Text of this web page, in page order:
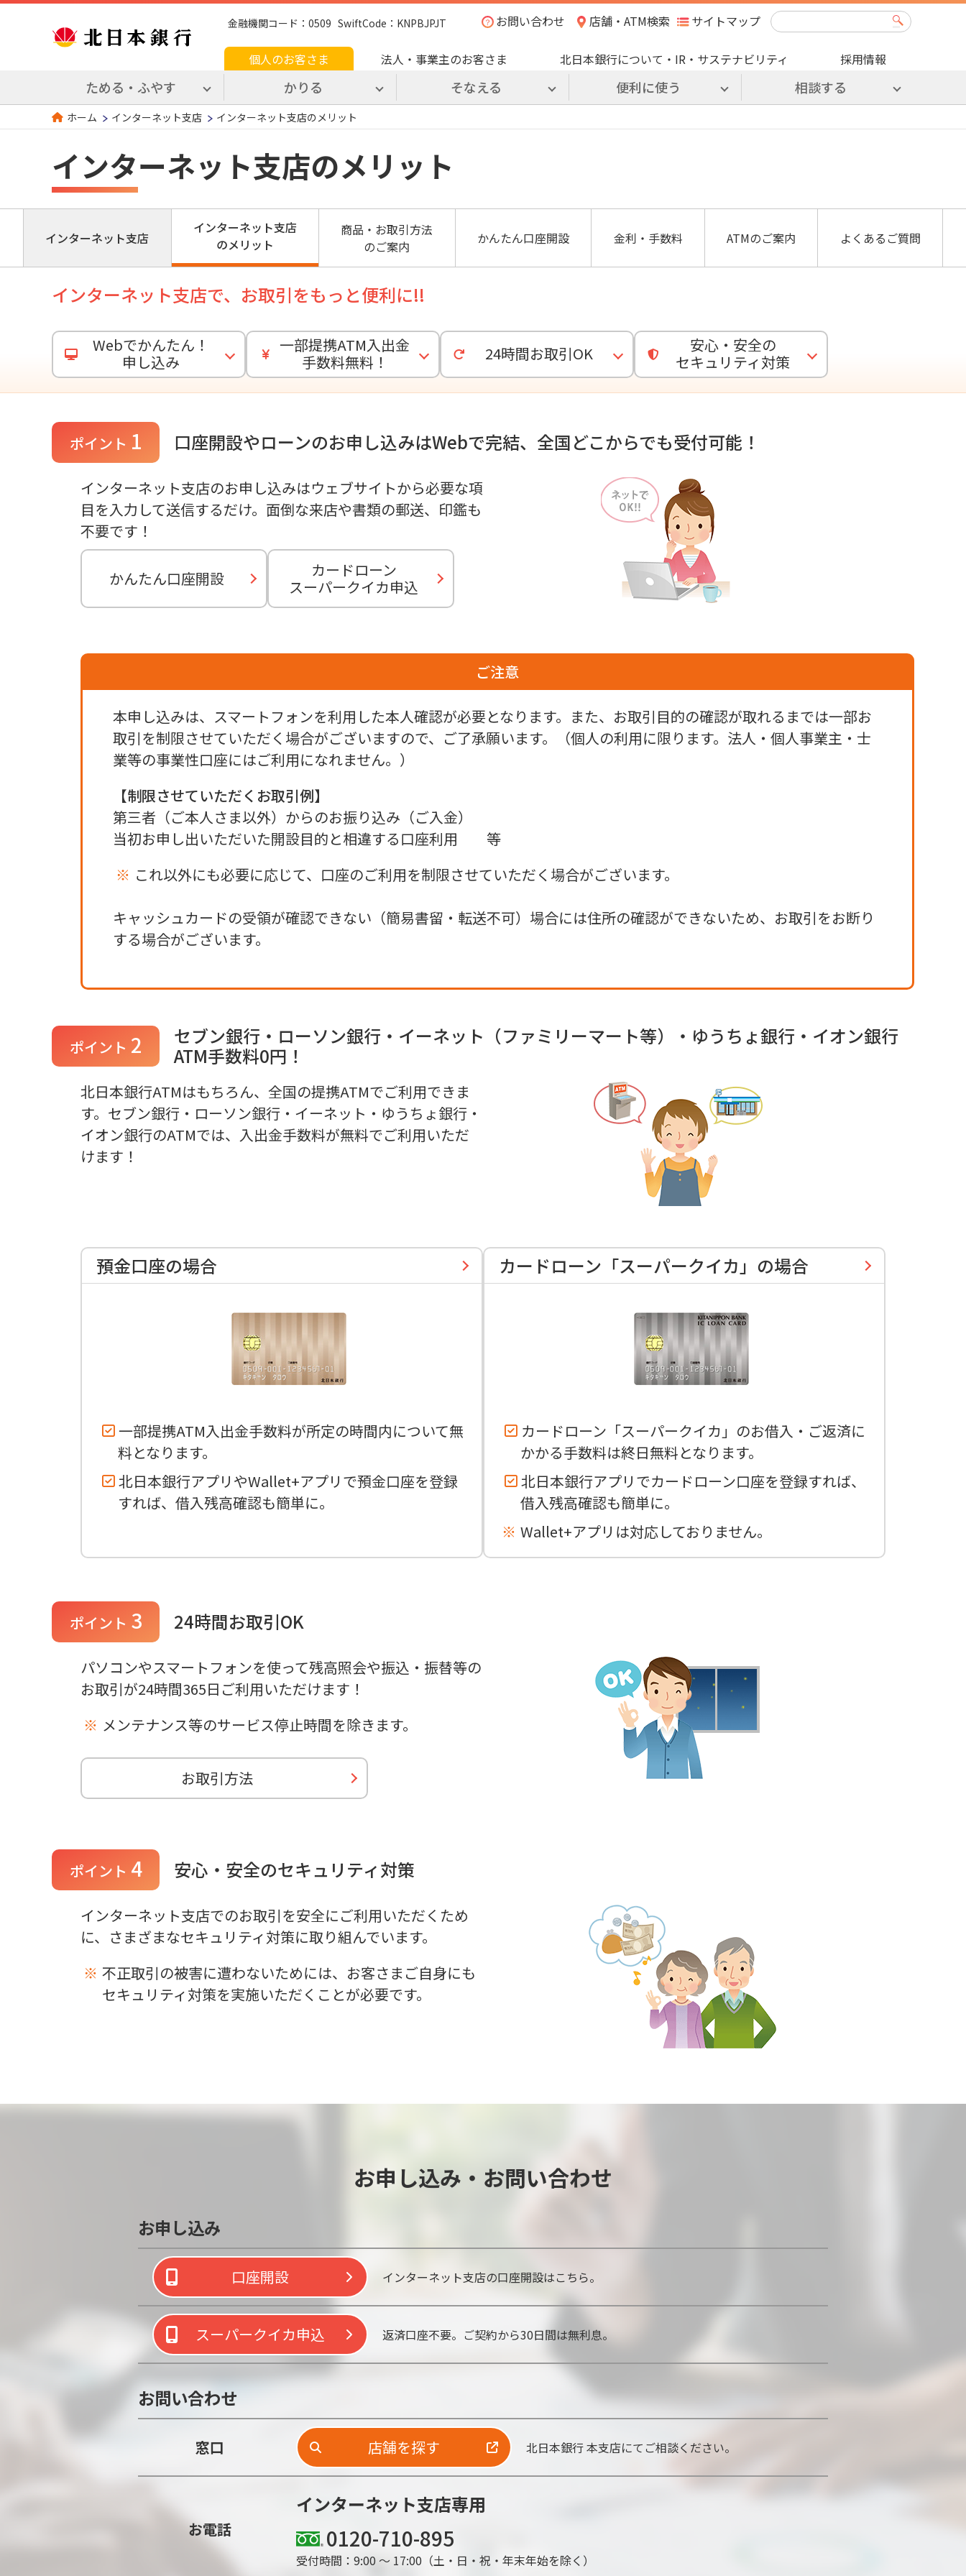
金融機関コード：0509 SwiftCode：KNPBJPJT お問い合わせ 店舗・ATM検索 サイトマップ
個人のお客さま
ためる・ふやす かりる そなえる 便利に使う 相談する
法人・事業主のお客さま 北日本銀行について・IR・サステナビリティ 採用情報
ホーム インターネット支店 インターネット支店のメリット
インターネット支店のメリット
インターネット支店
インターネット支店
のメリット
商品・お取引方法
のご案内
かんたん口座開設 金利・手数料 ATMのご案内 よくあるご質問
インターネット支店で、お取引をもっと便利に!!
Webでかんたん！
申し込み
一部提携ATM入出金
手数料無料！
24時間お取引OK
安心・安全の
セキュリティ対策
ポイント 1 口座開設やローンのお申し込みはWebで完結、全国どこからでも受付可能！
インターネット支店のお申し込みはウェブサイトから必要な項
目を入力して送信するだけ。面倒な来店や書類の郵送、印鑑も
不要です！
かんたん口座開設
カードローン
スーパークイカ申込
ご注意
本申し込みは、スマートフォンを利用した本人確認が必要となります。また、お取引目的の確認が取れるまでは一部お
取引を制限させていただく場合がございますので、ご了承願います。（個人の利用に限ります。法人・個人事業主・士
業等の事業性口座にはご利用になれません。）
【制限させていただくお取引例】
第三者（ご本人さま以外）からのお振り込み（ご入金）
当初お申し出いただいた開設目的と相違する口座利用 等
これ以外にも必要に応じて、口座のご利用を制限させていただく場合がございます。
キャッシュカードの受領が確認できない（簡易書留・転送不可）場合には住所の確認ができないため、お取引をお断り
する場合がございます。
ポイント 2
セブン銀行・ローソン銀行・イーネット（ファミリーマート等）・ゆうちょ銀行・イオン銀行
ATM手数料0円！
北日本銀行ATMはもちろん、全国の提携ATMでご利用できま
す。セブン銀行・ローソン銀行・イーネット・ゆうちょ銀行・
イオン銀行のATMでは、入出金手数料が無料でご利用いただ
けます！
預金口座の場合
一部提携ATM入出金手数料が所定の時間内について無
料となります。
北日本銀行アプリやWallet+アプリで預金口座を登録
すれば、借入残高確認も簡単に。
カードローン「スーパークイカ」の場合
カードローン「スーパークイカ」のお借入・ご返済に
かかる手数料は終日無料となります。
北日本銀行アプリでカードローン口座を登録すれば、
借入残高確認も簡単に。
Wallet+アプリは対応しておりません。
ポイント 3 24時間お取引OK
パソコンやスマートフォンを使って残高照会や振込・振替等の
お取引が24時間365日ご利用いただけます！
メンテナンス等のサービス停止時間を除きます。
お取引方法
ポイント 4 安心・安全のセキュリティ対策
インターネット支店でのお取引を安全にご利用いただくため
に、さまざまなセキュリティ対策に取り組んでいます。
不正取引の被害に遭わないためには、お客さまご自身にも
セキュリティ対策を実施いただくことが必要です。
お申し込み・お問い合わせ
お申し込み
口座開設 インターネット支店の口座開設はこちら。
スーパークイカ申込 返済口座不要。ご契約から30日間は無利息。
お問い合わせ
窓口 店舗を探す 北日本銀行 本支店にてご相談ください。
お電話
インターネット支店専用
0120-710-895
受付時間：9:00 ～ 17:00 （土・日・祝・年末年始を除く）